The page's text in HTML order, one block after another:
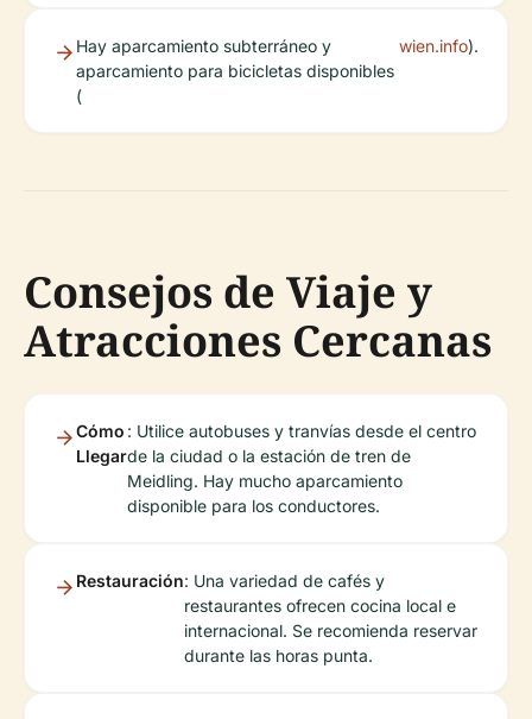
Hay aparcamiento subterráneo y
aparcamiento para bicicletas disponibles
(
wien.info).
Consejos de Viaje y
Atracciones Cercanas
Cómo
Llegar
: Utilice autobuses y tranvías desde el centro
de la ciudad o la estación de tren de
Meidling. Hay mucho aparcamiento
disponible para los conductores.
Restauración: Una variedad de cafés y
restaurantes ofrecen cocina local e
internacional. Se recomienda reservar
durante las horas punta.